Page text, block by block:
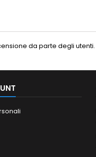
da parte degli utenti.